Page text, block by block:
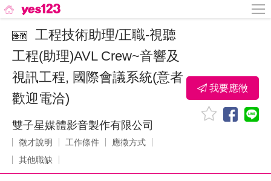
工程技術助理/正職-視聽
工程(助理)AVL Crew~音響及
視訊工程, 國際會議系統(意者
歡迎電洽)
雙子星媒體影音製作有限公司
徵才說明 工作條件
應徵方式
其他職缺
我要應徵